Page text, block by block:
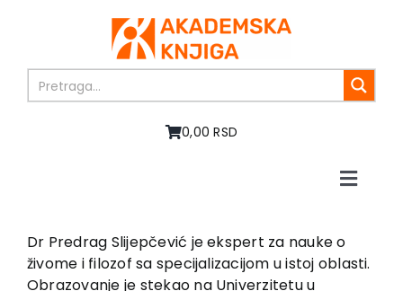
0,00 RSD
Toggle
About us
Books
Dr Predrag Slijepčević je ekspert za nauke o
živome i filozof sa specijalizacijom u istoj oblasti.
Obrazovanje je stekao na Univerzitetu u